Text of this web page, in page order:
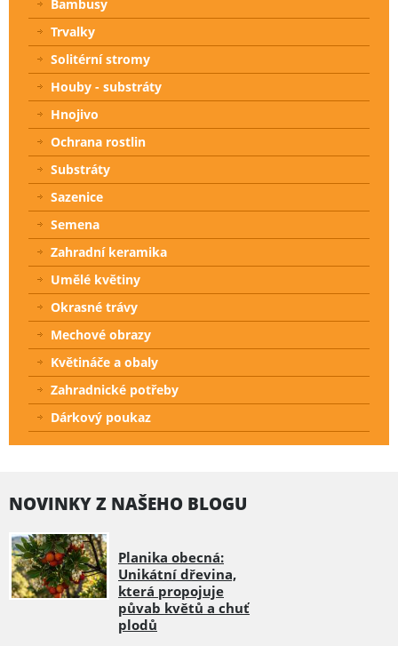
Bambusy
Trvalky
Solitérní stromy
Houby - substráty
Hnojivo
Ochrana rostlin
Substráty
Sazenice
Semena
Zahradní keramika
Umělé květiny
Okrasné trávy
Mechové obrazy
Květináče a obaly
Zahradnické potřeby
Dárkový poukaz
NOVINKY Z NAŠEHO BLOGU
Planika obecná:
Unikátní dřevina,
která propojuje
půvab květů a chuť
plodů